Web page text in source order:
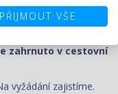
Club: od 2 let: 21–23
zahrnuto v cestovní
vyžádání zajistíme.
PŘIJMOUT VŠE